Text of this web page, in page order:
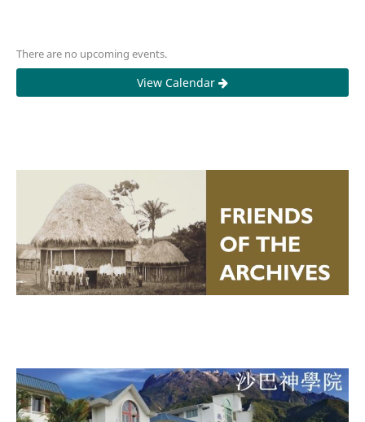
There are no upcoming events.
View Calendar